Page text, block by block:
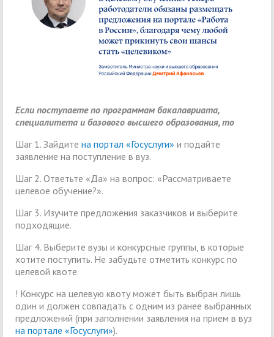
Если поступаете по программам бакалавриата,
специалитета и базового высшего образования, то
Шаг 1. Зайдите на портал «Госуслуги» и подайте
заявление на поступление в вуз.
Шаг 2. Ответьте «Да» на вопрос: «Рассматриваете
целевое обучение?».
Шаг 3. Изучите предложения заказчиков и выберите
подходящие.
Шаг 4. Выберите вузы и конкурсные группы, в которые
хотите поступить. Не забудьте отметить конкурс по
целевой квоте.
! Конкурс на целевую квоту может быть выбран лишь
один и должен совпадать с одним из ранее выбранных
предложений (при заполнении заявления на прием в вуз
на портале «Госуслуги»).